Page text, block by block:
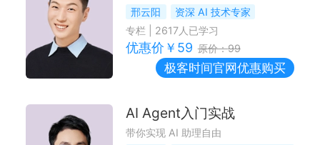
邢云阳
资深 AI 技术专家
专栏
2617人已学习
优惠价￥ 59 原价：99
极客时间官网优惠购买
AI Agent入门实战
带你实现 AI 助理自由